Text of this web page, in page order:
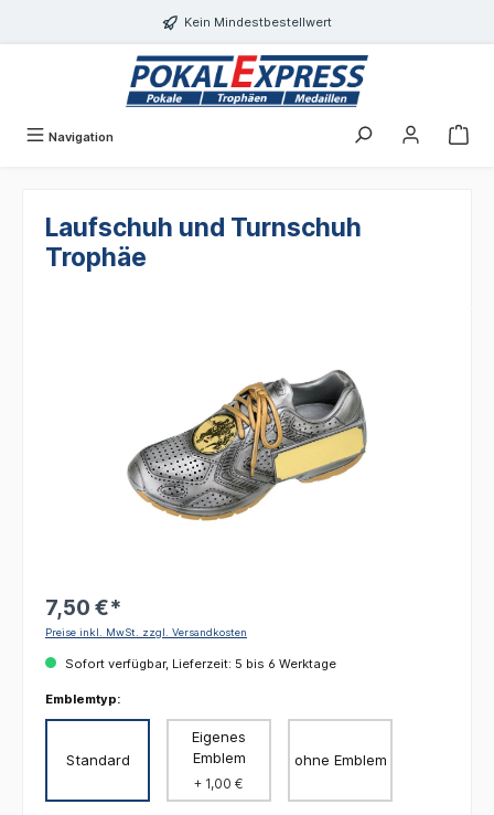
Kein Mindestbestellwert
Navigation
Laufschuh und Turnschuh
Trophäe
7,50 €*
Preise inkl. MwSt. zzgl. Versandkosten
Sofort verfügbar, Lieferzeit: 5 bis 6 Werktage
Emblemtyp:
Standard
Eigenes
Emblem
+ 1,00 €
ohne Emblem